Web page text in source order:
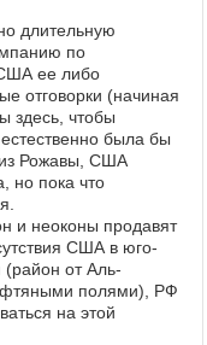
длительную
по
ее либо
отговорки (начиная
здесь, чтобы
была бы
Рожавы, США
но пока что
и неоконы продавят
США в юго-
(район от Аль-
полями), РФ
на этой